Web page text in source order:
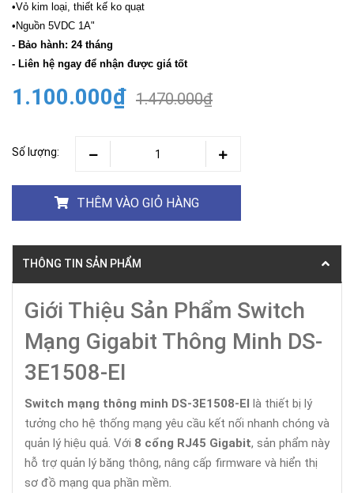
•Vỏ kim loại, thiết kế ko quạt
•Nguồn 5VDC 1A"
- Bảo hành: 24 tháng
- Liên hệ ngay để nhận được giá tốt
1.100.000₫ 1.470.000₫
Số lượng:
THÊM VÀO GIỎ HÀNG
THÔNG TIN SẢN PHẨM
Giới Thiệu Sản Phẩm Switch
Mạng Gigabit Thông Minh DS-
3E1508-EI
Switch mạng thông minh DS-3E1508-EI là thiết bị lý
tưởng cho hệ thống mạng yêu cầu kết nối nhanh chóng và
quản lý hiệu quả. Với 8 cổng RJ45 Gigabit, sản phẩm này
hỗ trợ quản lý băng thông, nâng cấp firmware và hiển thị
sơ đồ mạng qua phần mềm.